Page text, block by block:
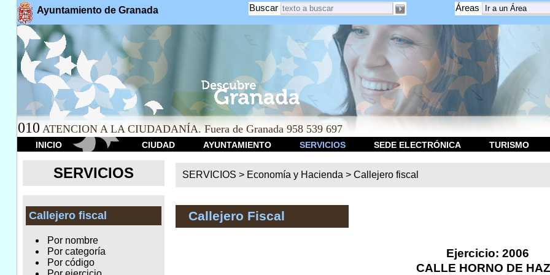
Ayuntamiento de Granada Áreas
Buscar
010 ATENCION A LA CIUDADANÍA. Fuera de Granada 958 539 697
INICIO CIUDAD AYUNTAMIENTO SERVICIOS SEDE ELECTRÓNICA TURISMO
SERVICIOS
Callejero fiscal
Por nombre
Por categoría
Por código
SERVICIOS > Economía y Hacienda >Callejero fiscal
Callejero Fiscal
Ejercicio: 2006
CALLE HORNO DE